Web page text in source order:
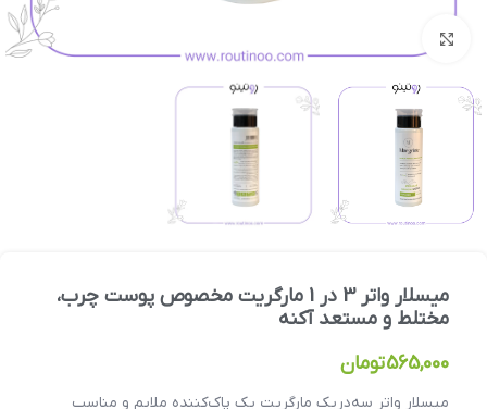
میسلار واتر 3 در 1 مارگریت مخصوص پوست چرب،
مختلط و مستعد آکنه
565,000تومان
میسلار واتر سه‌در‌یک مارگریت یک پاک‌کننده ملایم و مناسب